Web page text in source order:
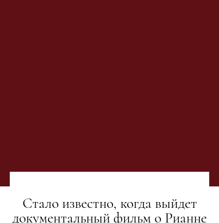
Стало известно, когда выйдет
документальный фильм о Рианне